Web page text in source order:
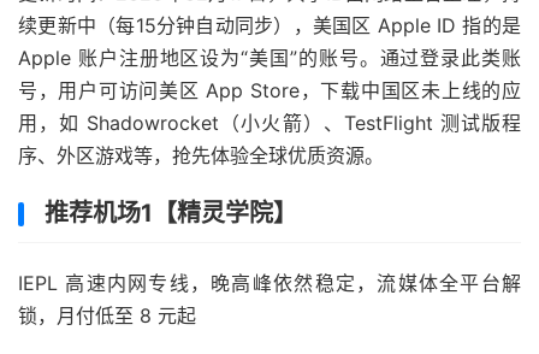
续更新中（每15分钟自动同步），美国区 Apple ID 指的是
Apple 账户注册地区设为“美国”的账号。通过登录此类账
号，用户可访问美区 App Store，下载中国区未上线的应
用，如 Shadowrocket（小火箭）、TestFlight 测试版程
序、外区游戏等，抢先体验全球优质资源。
推荐机场1【精灵学院】
IEPL 高速内网专线，晚高峰依然稳定，流媒体全平台解
锁，月付低至 8 元起